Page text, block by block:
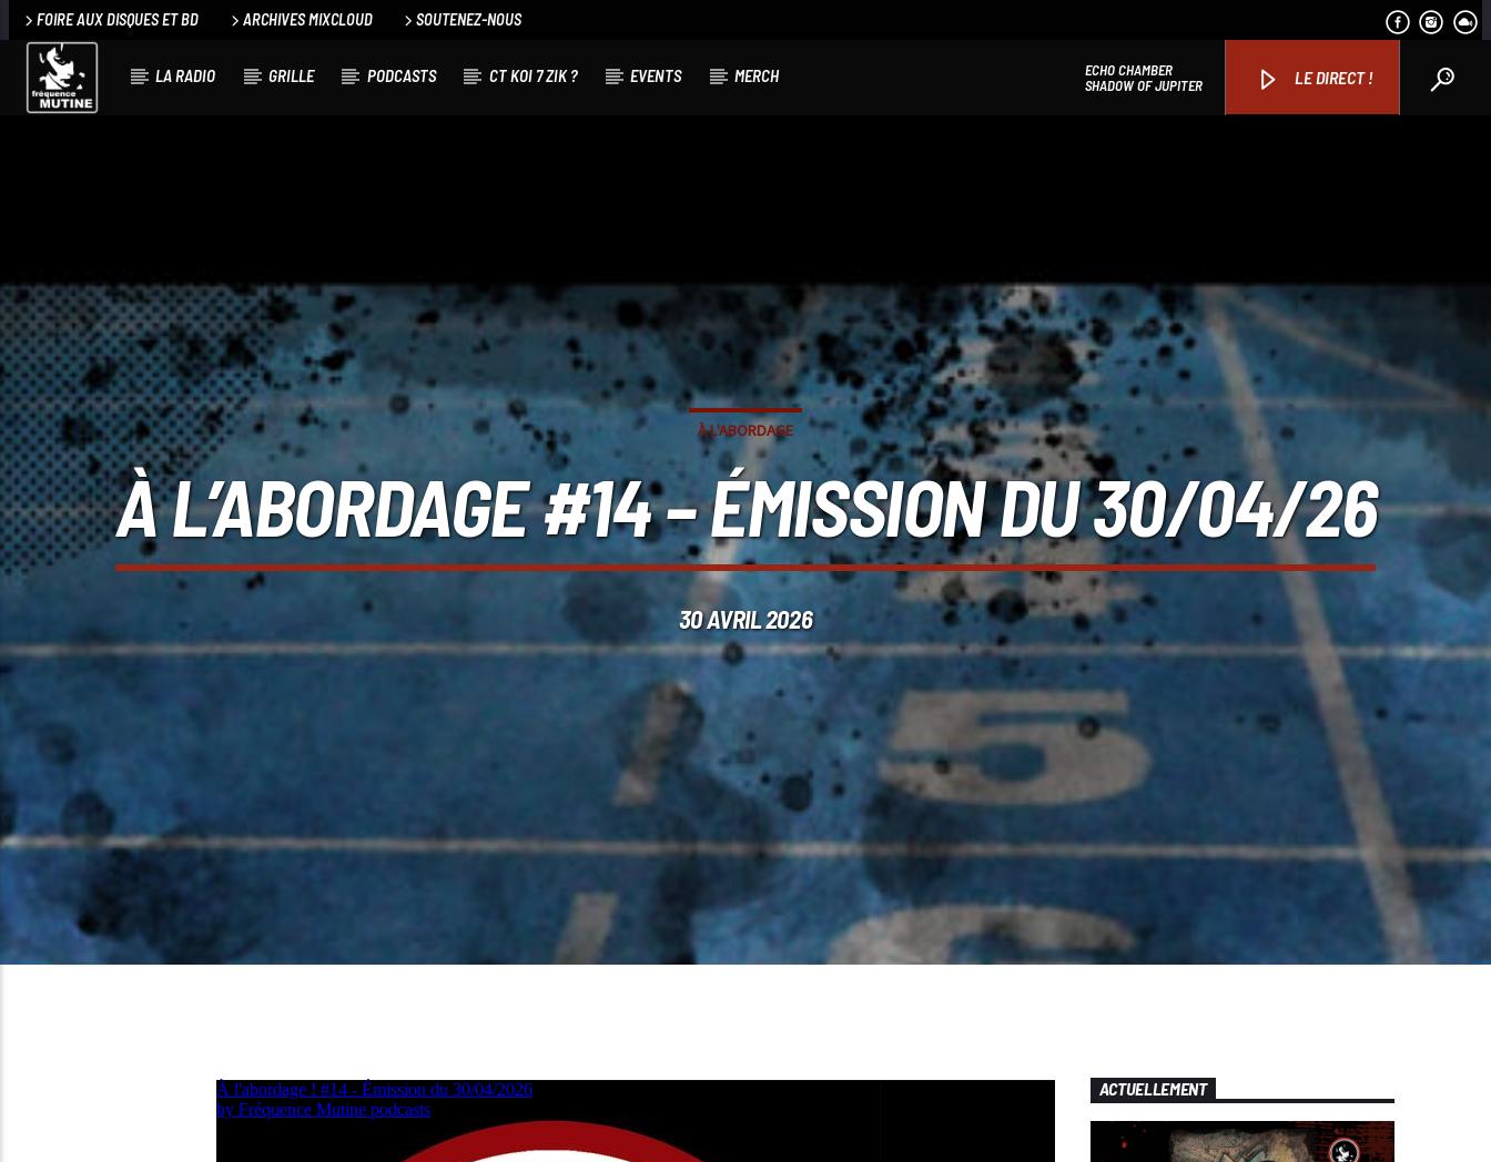
FOIRE AUX DISQUES ET BD ARCHIVES MIXCLOUD SOUTENEZ-NOUS
LA RADIO GRILLE PODCASTS CT KOI 7 ZIK ? EVENTS MERCH LE DIRECT !
ECHO CHAMBER
SHADOW OF JUPITER
À L'ABORDAGE
À L’ABORDAGE #14 – ÉMISSION DU 30/04/26
30 AVRIL 2026
ACTUELLEMENT